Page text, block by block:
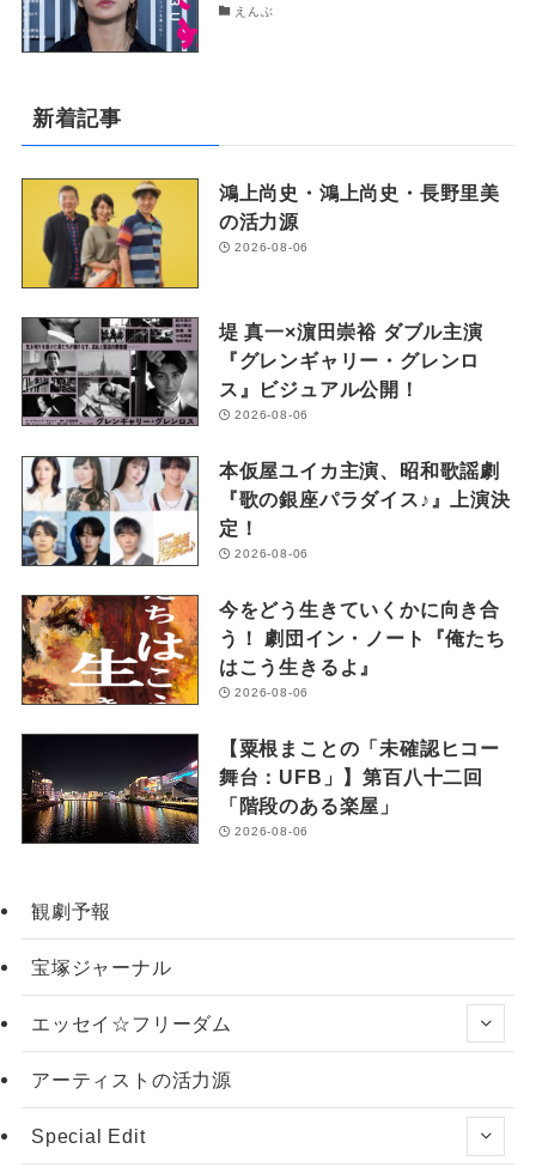
えんぶ
新着記事
鴻上尚史・鴻上尚史・長野里美
の活力源
2026-08-06
堤 真一×濵田崇裕 ダブル主演
『グレンギャリー・グレンロ
ス』ビジュアル公開！
2026-08-06
本仮屋ユイカ主演、昭和歌謡劇
『歌の銀座パラダイス♪』上演決
定！
2026-08-06
今をどう生きていくかに向き合
う！ 劇団イン・ノート『俺たち
はこう生きるよ』
2026-08-06
【粟根まことの「未確認ヒコー
舞台：UFB」】第百八十二回
「階段のある楽屋」
2026-08-06
観劇予報
宝塚ジャーナル
エッセイ☆フリーダム
アーティストの活力源
Special Edit